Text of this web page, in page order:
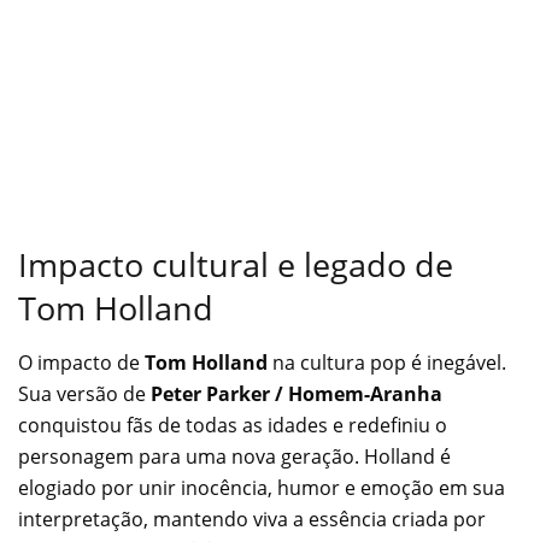
Impacto cultural e legado de
Tom Holland
O impacto deTom Holland na cultura pop é inegável.
Sua versão de Peter Parker / Homem-Aranha
conquistou fãs de todas as idades e redefiniu o
personagem para uma nova geração. Holland é
elogiado por unir inocência, humor e emoção em sua
interpretação, mantendo viva a essência criada por